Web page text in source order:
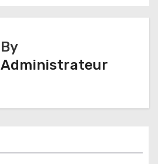
By
Administrateur